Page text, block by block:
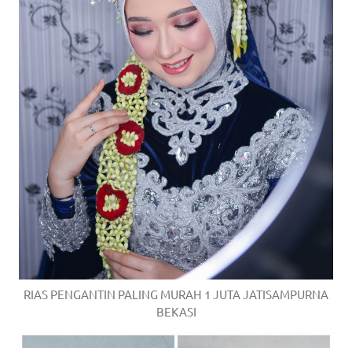
RIAS PENGANTIN PALING MURAH 1 JUTA JATISAMPURNA
BEKASI